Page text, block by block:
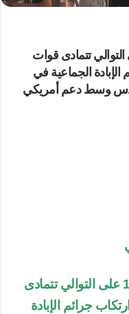
“حشد”: للشهر 12 على التوالي تتمادى قوات
الإبادة الجماعية في
وسط دعم أمريكي
الهيئة الدولية “حشد”: للشهر 12 على التوالي تتمادى
جرائم الإبادة